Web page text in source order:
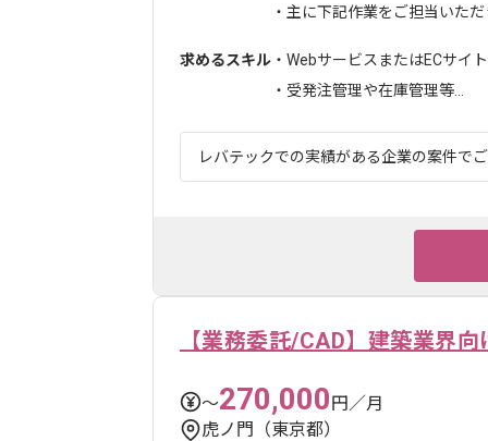
・主に下記作業をご担当いただ
求めるスキル ・WebサービスまたはECサイ
・受発注管理や在庫管理等...
レバテックでの実績がある企業の案件で
【業務委託/CAD】建築業界
〜270,000円／月
虎ノ門（東京都）